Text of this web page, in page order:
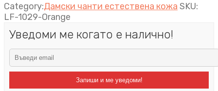
Category:Дамски чанти естествена кожа SKU:
LF-1029-Orange
Уведоми ме когато е налично!
Запиши и ме уведоми!